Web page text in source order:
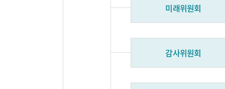
미래위원회
감사위원회